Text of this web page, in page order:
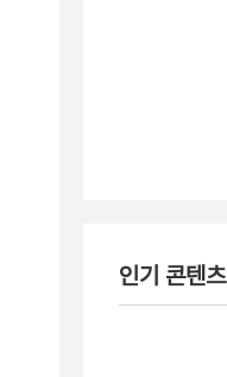
인기 콘텐츠